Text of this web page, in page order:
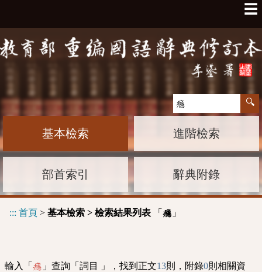
☰
基本檢索 進階檢索
部首索引 辭典附錄
::: 首頁 > 基本檢索 > 檢索結果列表 「 癮 」
輸入「 癮 」查詢「詞目 」，找到正文13則，附錄0則相關資